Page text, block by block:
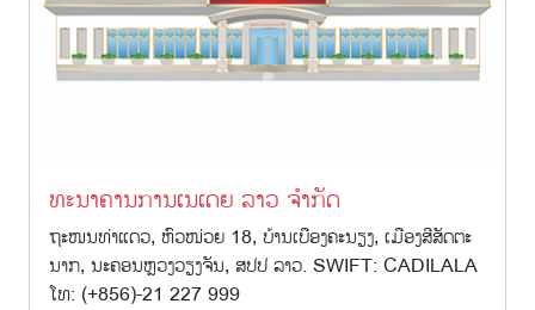
ທະນາຄານການເນເດຍ ລາວ ຈຳກັດ
ຖະໜນທ່າແດວ, ຫົວໜ່ວຍ 18, ບ້ານເບືອງຄະນຽງ, ເມືອງສີສັດຕະ
ນາກ, ນະຄອນຫຼວງວຽງຈັນ, ສປປ ລາວ. SWIFT: CADILALA
ໂທ: (+856)-21 227 999